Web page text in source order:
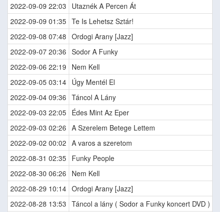
2022-09-09 22:03
Utaznék A Percen Át
2022-09-09 01:35 Te Is Lehetsz Sztár!
2022-09-08 07:48 Ordogi Arany [Jazz]
2022-09-07 20:36 Sodor A Funky
2022-09-06 22:19
Nem Kell
2022-09-05 03:14 Úgy Mentél El
2022-09-04 09:36 Táncol A Lány
2022-09-03 22:05 Édes Mint Az Eper
2022-09-03 02:26 A Szerelem Betege Lettem
2022-09-02 00:02 A varos a szeretom
2022-08-31 02:35 Funky People
2022-08-30 06:26
Nem Kell
2022-08-29 10:14 Ordogi Arany [Jazz]
2022-08-28 13:53 Táncol a lány ( Sodor a Funky koncert DVD )